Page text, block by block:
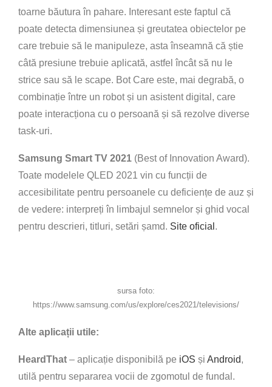
toarne băutura în pahare. Interesant este faptul că
poate detecta dimensiunea și greutatea obiectelor pe
care trebuie să le manipuleze, asta înseamnă că știe
câtă presiune trebuie aplicată, astfel încât să nu le
strice sau să le scape. Bot Care este, mai degrabă, o
combinație între un robot și un asistent digital, care
poate interacționa cu o persoană și să rezolve diverse
task-uri.
Samsung Smart TV 2021 (Best of Innovation Award).
Toate modelele QLED 2021 vin cu funcții de
accesibilitate pentru persoanele cu deficiențe de auz și
de vedere: interpreți în limbajul semnelor și ghid vocal
pentru descrieri, titluri, setări șamd. Site oficial .
sursa foto:
https://www.samsung.com/us/explore/ces2021/televisions/
Alte aplicații utile:
HeardThat – aplicație disponibilă pe iOS și Android,
utilă pentru separarea vocii de zgomotul de fundal.